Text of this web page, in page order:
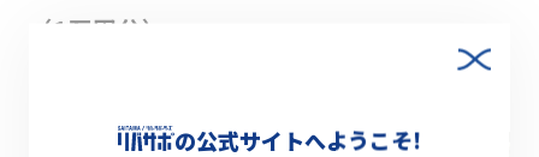
（1万円分）
の公式サイトへようこそ!